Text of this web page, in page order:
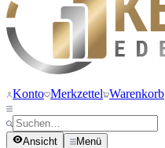
Konto Merkzettel Warenkorb
Ansicht Menü